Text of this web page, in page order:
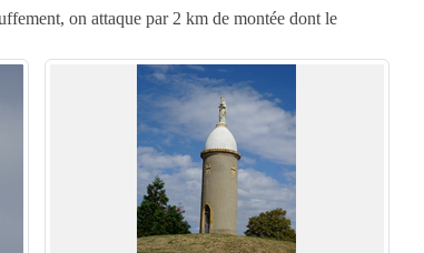
on attaque par 2 km de montée dont le